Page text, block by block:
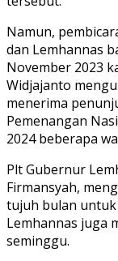
Namun,
dan Lemhannas
November 2023
Widjajanto
menerima
Pemenangan
2024 beberapa
Plt Gubernur
Firmansyah,
tujuh bulan untuk
Lemhannas juga
seminggu.